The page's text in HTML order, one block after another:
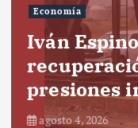
Economía
Iván
presiones
agosto 4, 2026